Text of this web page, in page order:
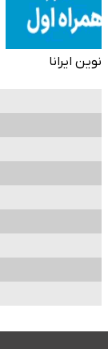
نوین ایرانا